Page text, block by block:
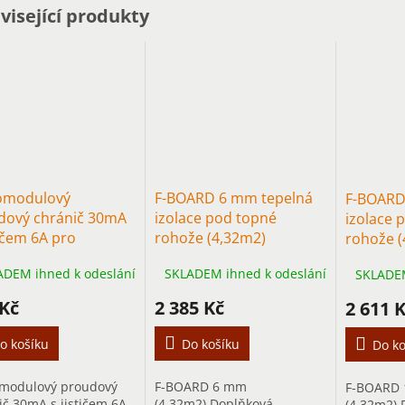
produkty
chránič 30mA
6A pro
ihned k odeslání
košíku
proudový
F-BOARD 6 mm tepelná
izolace pod topné
rohože (4,32m2)
SKLADEM ihned k odeslání
2 385 Kč
Do košíku
F-BOARD 6 mm
F-
izolace
rohože
2 611
Do
F-